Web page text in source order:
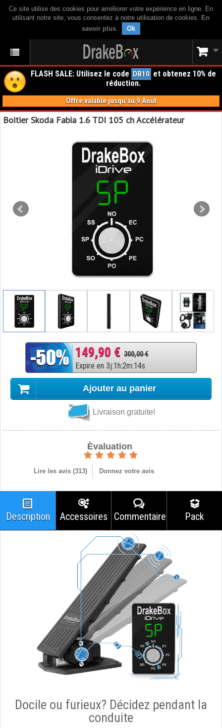
Ce site utilise des cookies pour améliorer votre expérience en ligne. En
utilisant notre site, vous consentez à notre utilisation de cookies. En
savoir plus. Ok
FLASH SALE: Utilisez le code DB10 et obtenez 10% de
réduction.
Offre valable jusqu'au 9 Août
Boitier Skoda Fabia 1.6 TDI 105 ch Accélérateur
149,90 € 300,00 €
Expire en 3j:1 h:2m:13s
Ajouter au panier
Livraison gratuite!
Èvaluation
Lire les avis (313) Donnez votre avis
Description Accessoires Commentaires Pack
Docile ou furieux? Décidez pendant la
conduite